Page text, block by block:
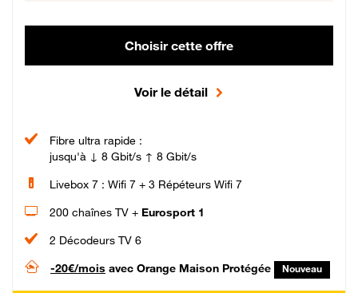
Choisir cette offre
Voir le détail
Fibre ultra rapide :
jusqu'à ↓ 8 Gbit/s ↑ 8 Gbit/s
Livebox 7 : Wifi 7 + 3 Répéteurs Wifi 7
200 chaînes TV + Eurosport 1
2 Décodeurs TV 6
-20€/mois avec Orange Maison Protégée Nouveau